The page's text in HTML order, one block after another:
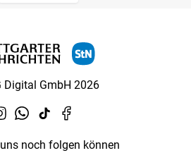
Digital GmbH 2026
noch folgen können